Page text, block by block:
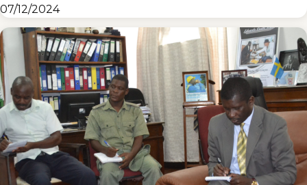
07/12/2024